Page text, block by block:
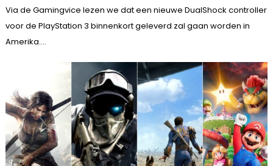
Via de Gamingvice lezen we dat een nieuwe DualShock controller
voor de PlayStation 3 binnenkort geleverd zal gaan worden in
Amerika....